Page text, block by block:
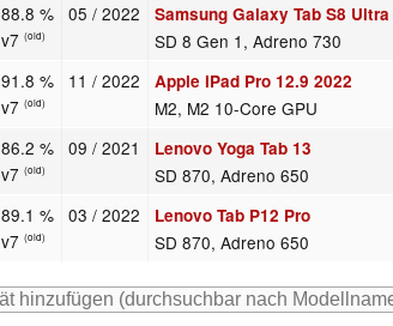
88.8 %
v7(old)
05 / 2022 Samsung Galaxy Tab S8 Ultra
SD 8 Gen 1, Adreno 730
91.8 %
v7(old)
11 / 2022 Apple iPad Pro 12.9 2022
M2, M2 10-Core GPU
86.2 %
v7(old)
09 / 2021 Lenovo Yoga Tab 13
SD 870, Adreno 650
89.1 %
v7(old)
03 / 2022 Lenovo Tab P12 Pro
SD 870, Adreno 650